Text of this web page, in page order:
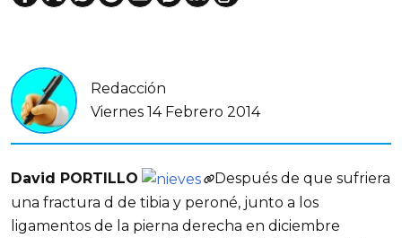
Redacción
Viernes 14 Febrero 2014
David PORTILLO
Después de que sufriera
una fractura d de tibia y peroné, junto a los
ligamentos de la pierna derecha en diciembre